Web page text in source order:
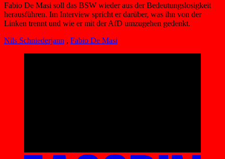
Fabio De Masi soll das BSW wieder aus der Bedeutungslosigkeit
herausführen. Im Interview spricht er darüber, was ihn von der
Linken trennt und wie er mit der AfD umzugehen gedenkt.
Nils Schniederjann , Fabio De Masi